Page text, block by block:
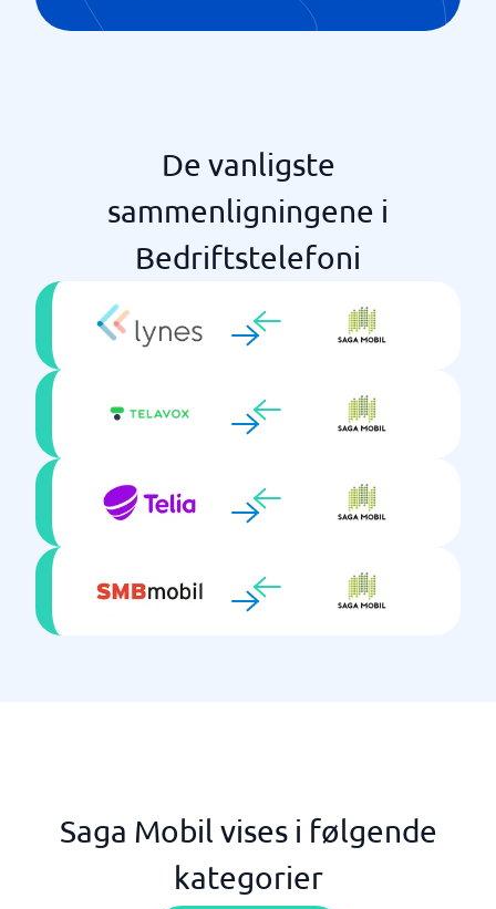
De vanligste
sammenligningene i
Bedriftstelefoni
Saga Mobil vises i følgende
kategorier